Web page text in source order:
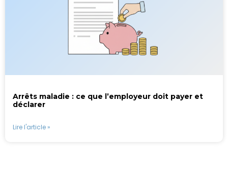
Arrêts maladie : ce que l’employeur doit payer et
déclarer
Lire l'article »